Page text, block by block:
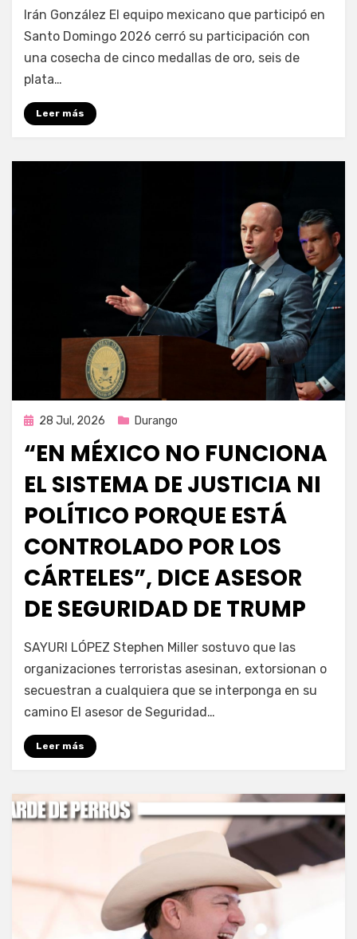
por Fernando Miranda Servín
Irán González El equipo mexicano que participó en
Santo Domingo 2026 cerró su participación con
una cosecha de cinco medallas de oro, seis de
plata…
Leer más
Publicada
28 Jul, 2026 Durango
“EN MÉXICO NO FUNCIONA
EL SISTEMA DE JUSTICIA NI
POLÍTICO PORQUE ESTÁ
CONTROLADO POR LOS
CÁRTELES”, DICE ASESOR
DE SEGURIDAD DE TRUMP
porFernando Miranda Servín
SAYURI LÓPEZ Stephen Miller sostuvo que las
organizaciones terroristas asesinan, extorsionan o
secuestran a cualquiera que se interponga en su
camino El asesor de Seguridad…
Leer más